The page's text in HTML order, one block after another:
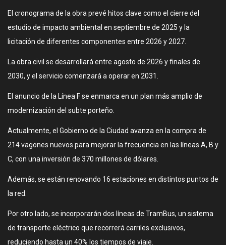
El cronograma de la obra prevé hitos clave como el cierre del
estudio de impacto ambiental en septiembre de 2025 y la
licitación de diferentes componentes entre 2026 y 2027.
La obra civil se desarrollará entre agosto de 2026 y finales de
2030, y el servicio comenzará a operar en 2031.
El anuncio de la Línea F se enmarca en un plan más amplio de
modernización del subte porteño.
Actualmente, el Gobierno de la Ciudad avanza en la compra de
214 vagones nuevos para mejorar la frecuencia en las líneas A, B y
C, con una inversión de 370 millones de dólares.
Además, se están renovando 16 estaciones en distintos puntos de
la red.
Por otro lado, se incorporarán dos líneas de TramBus, un sistema
de transporte eléctrico que recorrerá carriles exclusivos,
reduciendo hasta un 40% los tiempos de viaje.